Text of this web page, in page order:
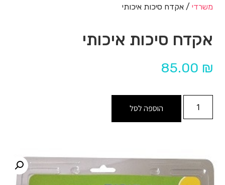
משרדי / אקדח סיכות איכותי
אקדח סיכות איכותי
85.00 ₪
הוספה לסל